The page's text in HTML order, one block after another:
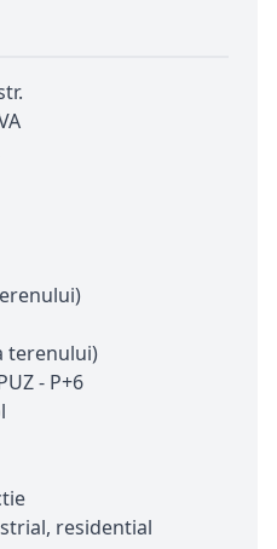
terenului)
- P+6
residential